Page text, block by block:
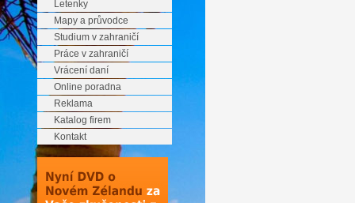
Letenky
Mapy a průvodce
Studium v zahraničí
Práce v zahraničí
Vrácení daní
Online poradna
Reklama
Katalog firem
Kontakt